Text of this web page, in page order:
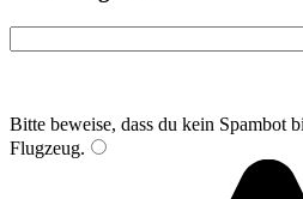
Bitte beweise, dass du kein Spambot
Flugzeug.